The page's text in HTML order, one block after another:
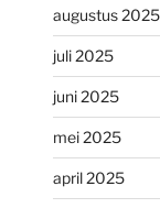
augustus 2025
juli 2025
juni 2025
mei 2025
april 2025